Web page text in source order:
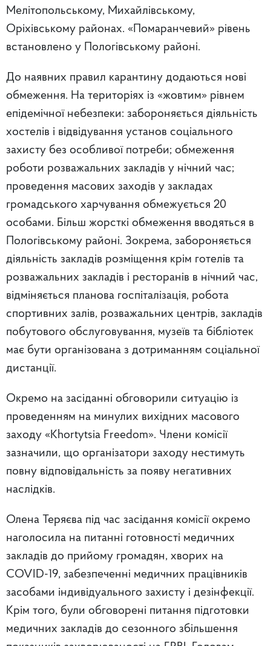
Мелітопольському, Михайлівському,
Оріхівському районах. «Помаранчевий» рівень
встановлено у Пологівському районі.
До наявних правил карантину додаються нові
обмеження. На територіях із «жовтим» рівнем
епідемічної небезпеки: забороняється діяльність
хостелів і відвідування установ соціального
захисту без особливої потреби; обмеження
роботи розважальних закладів у нічний час;
проведення масових заходів у закладах
громадського харчування обмежується 20
особами. Більш жорсткі обмеження вводяться в
Пологівському районі. Зокрема, забороняється
діяльність закладів розміщення крім готелів та
розважальних закладів і ресторанів в нічний час,
відміняється планова госпіталізація, робота
спортивних залів, розважальних центрів, закладів
побутового обслуговування, музеїв та бібліотек
має бути організована з дотриманням соціальної
дистанції.
Окремо на засіданні обговорили ситуацію із
проведенням на минулих вихідних масового
заходу «Khortytsia Freedom». Члени комісії
зазначили, що організатори заходу нестимуть
повну відповідальність за появу негативних
наслідків.
Олена Теряєва під час засідання комісії окремо
наголосила на питанні готовності медичних
закладів до прийому громадян, хворих на
COVID-19, забезпеченні медичних працівників
засобами індивідуального захисту і дезінфекції.
Крім того, були обговорені питання підготовки
медичних закладів до сезонного збільшення